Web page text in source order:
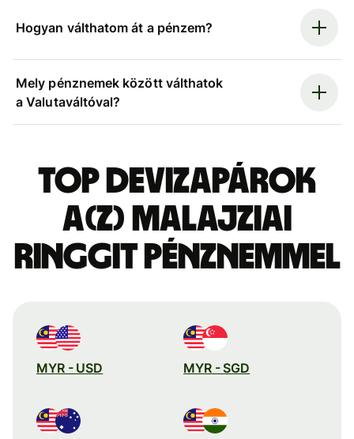
Hogyan válthatom át a pénzem?
Mely pénznemek között válthatok
a Valutaváltóval?
Top devizapárok
a(z) malajziai
ringgit pénznemmel
MYR - USD MYR - SGD